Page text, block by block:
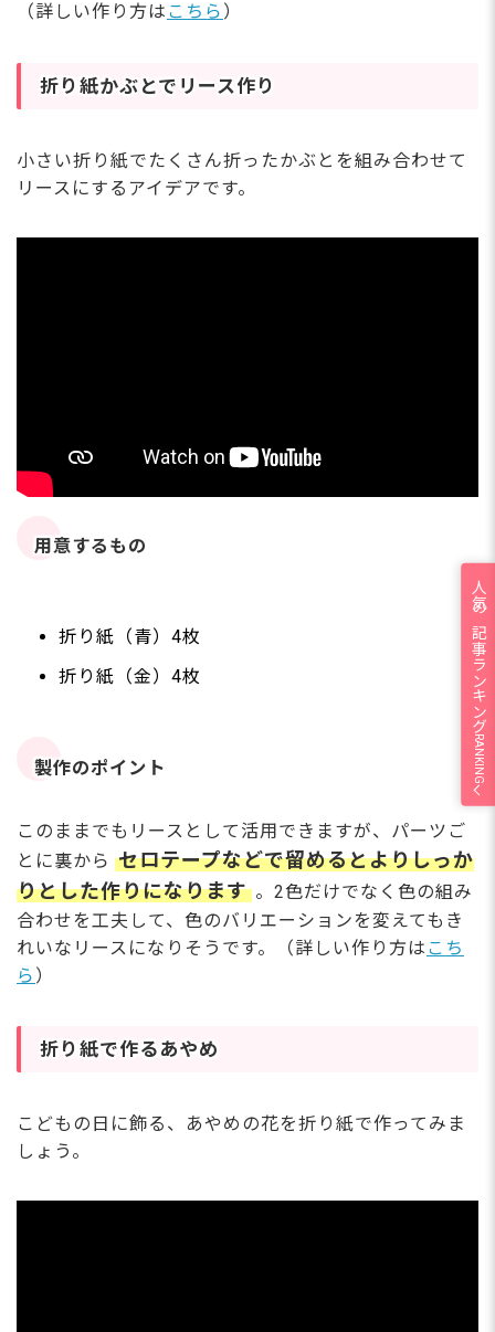
（詳しい作り方は こちら ）
折り紙かぶとでリース作り
小さい折り紙でたくさん折ったかぶとを組み合わせて
リースにするアイデアです。
用意するもの
折り紙（青）4枚
折り紙（金）4枚
製作のポイント
このままでもリースとして活用できますが、パーツご
とに裏から セロテープなどで留めるとよりしっか
りとした作りになります 。2色だけでなく色の組み
合わせを工夫して、色のバリエーションを変えてもき
れいなリースになりそうです。（詳しい作り方は こち
ら ）
折り紙で作るあやめ
こどもの日に飾る、あやめの花を折り紙で作ってみま
しょう。
人気の記事ランキング
RANKING